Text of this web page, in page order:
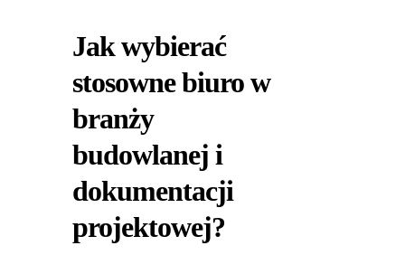
Jak wybierać
stosowne biuro w
branży
budowlanej i
dokumentacji
projektowej?